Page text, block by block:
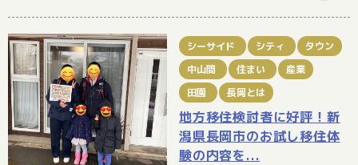
シーサイド シティ
タウン
中山間
住まい
産業
田園
長岡とは
地方移住検討者に好評！新
潟県長岡市のお試し移住体
験の内容を...